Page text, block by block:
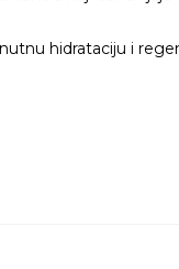
hidrataciju i